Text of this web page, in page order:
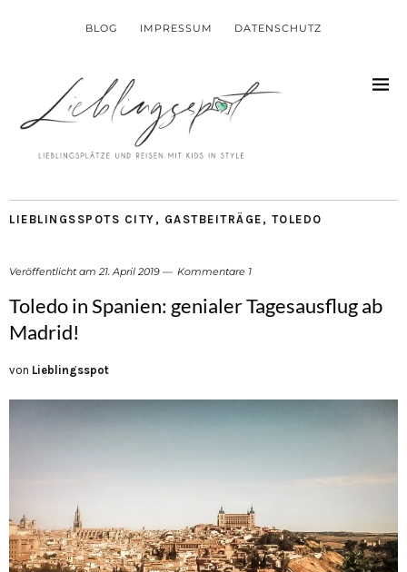
BLOG IMPRESSUM DATENSCHUTZ
LIEBLINGSSPOTS CITY , GASTBEITRÄGE , TOLEDO
Veröffentlicht am 21. April 2019 Kommentare 1
Toledo in Spanien: genialer Tagesausflug ab
Madrid!
von Lieblingsspot